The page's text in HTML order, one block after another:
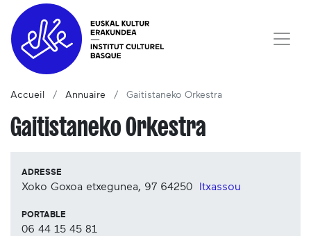
Accueil Annuaire Gaitistaneko Orkestra
Gaitistaneko Orkestra
ADRESSE
Xoko Goxoa etxegunea, 97 64250 Itxassou
PORTABLE
06 44 15 45 81